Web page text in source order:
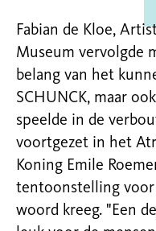
Fabian de Kloe,
Museum vervolgde
belang van het
SCHUNCK, maar
speelde in de
voortgezet in het
Koning Emile
tentoonstelling
woord kreeg. "Een